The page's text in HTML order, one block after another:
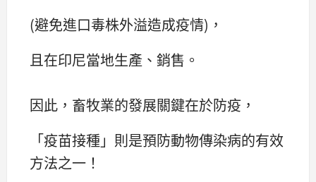
(避免進口毒株外溢造成疫情)，
且在印尼當地生產、銷售。
因此，畜牧業的發展關鍵在於防疫，
「疫苗接種」則是預防動物傳染病的有效
方法之一！